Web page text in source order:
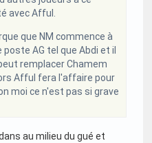
avec Afful.
que NM commence à
AG tel que Abdi et il
remplacer Chamem
Afful fera l'affaire pour
moi ce n'est pas si grave
au milieu du gué et